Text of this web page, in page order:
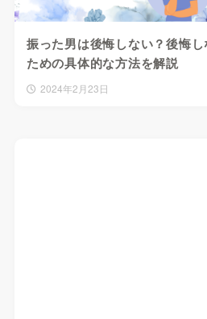
振った男は後悔しない？後悔
ための具体的な方法を解説
2024年2月23日